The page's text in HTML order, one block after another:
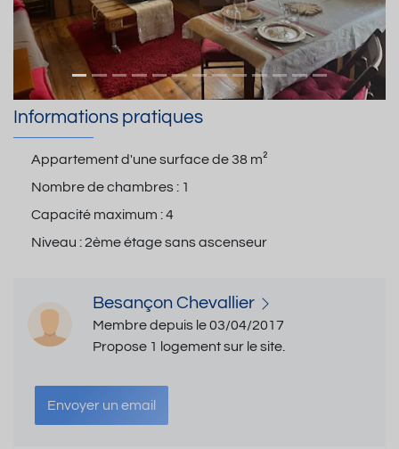
Informations pratiques
Appartement d'une surface de38 m²
Nombre de chambres : 1
Capacité maximum :4
Niveau :2ème étage sans ascenseur
Besançon Chevallier
Membre depuis le 03/04/2017
Propose 1 logement sur le site.
Envoyer un email